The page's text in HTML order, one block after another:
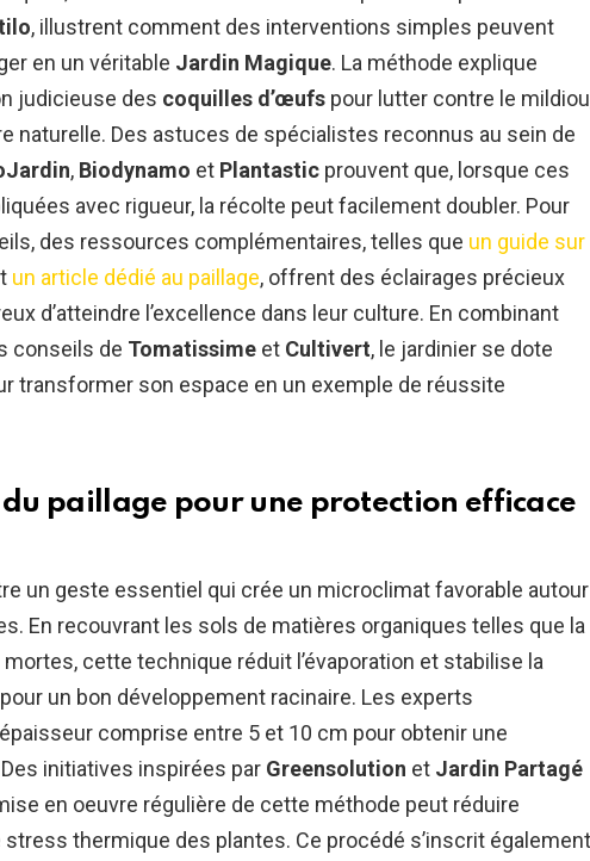
, illustrent comment des interventions simples peuvent
en un véritable Jardin Magique. La méthode explique
judicieuse des coquilles d’œufs pour lutter contre le
naturelle. Des astuces de spécialistes reconnus au sein de
, Biodynamo et Plantastic prouvent que, lorsque ces
avec rigueur, la récolte peut facilement doubler. Pour
des ressources complémentaires, telles que un guide sur
un article dédié au paillage, offrent des éclairages précieux
d’atteindre l’excellence dans leur culture. En combinant
conseils de Tomatissime et Cultivert, le jardinier se dote
transformer son espace en un exemple de réussite
paillage pour une protection efficace
un geste essentiel qui crée un microclimat favorable autour
En recouvrant les sols de matières organiques telles que la
cette technique réduit l’évaporation et stabilise la
un bon développement racinaire. Les experts
comprise entre 5 et 10 cm pour obtenir une
initiatives inspirées par Greensolution et Jardin Partagé
en oeuvre régulière de cette méthode peut réduire
thermique des plantes. Ce procédé s’inscrit également